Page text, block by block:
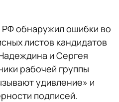
обнаружил ошибки во
листов кандидатов
и Сергея
рабочей группы
удивление» и
подписей.